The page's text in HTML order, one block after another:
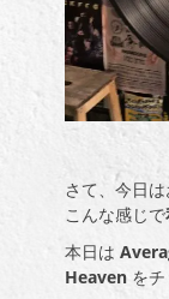
さて、今日
こんな感じで
本日は
Heaven をチ